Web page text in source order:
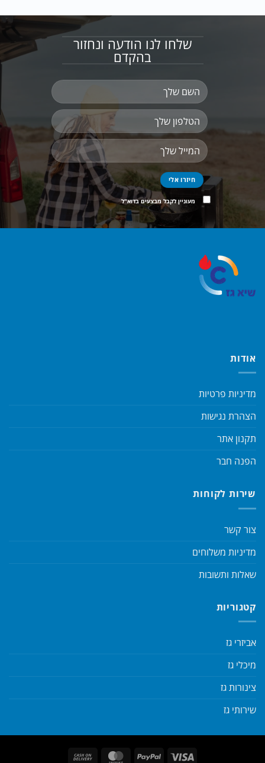
שלחו לנו הודעה ונחזור
בהקדם
מעוניין לקבל מבצעים בדוא"ל
אודות
מדיניות פרטיות
הצהרת נגישות
תקנון אתר
הפנה חבר
שירות לקוחות
צור קשר
מדיניות משלוחים
שאלות ותשובות
קטגוריות
אביזרי גז
מיכלי גז
צינורות גז
שירותי גז
Visa
PayPal
MasterCard